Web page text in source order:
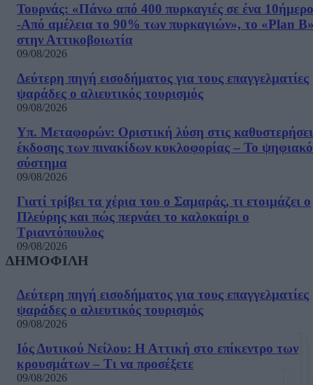
Τουρνάς: «Πάνω από 400 πυρκαγιές σε ένα 10ήμερο
-Από αμέλεια το 90% των πυρκαγιών», το «Plan
στην Αττικοβοιωτία
09/08/2026
Δεύτερη πηγή εισοδήματος για τους επαγγελματίες
ψαράδες ο αλιευτικός τουρισμός
09/08/2026
Υπ. Μεταφορών: Οριστική λύση στις
έκδοσης των πινακίδων κυκλοφορίας – Το ψηφιακό
σύστημα
09/08/2026
Γιατί τρίβει τα χέρια του ο Σαμαράς, τι ετοιμάζει ο
Πλεύρης και πώς περνάει το καλοκαίρι ο
Τριαντόπουλος
09/08/2026
ΔΗΜΟΦΙΛΗ
Δεύτερη πηγή εισοδήματος για τους επαγγελματίες
ψαράδες ο αλιευτικός τουρισμός
09/08/2026
Ιός Δυτικού Νείλου: Η Αττική στο επίκεντρο των
κρουσμάτων – Τι να προσέξετε
09/08/2026